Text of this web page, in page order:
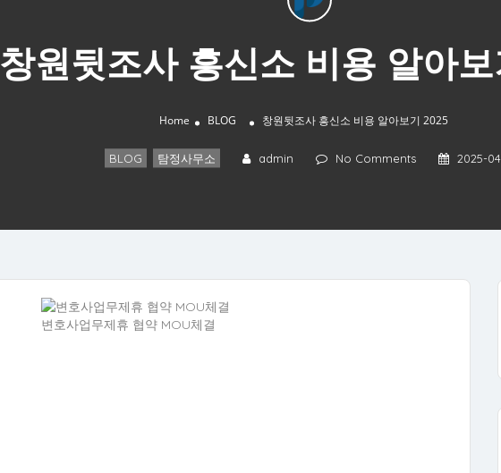
창원뒷조사 흥신소 비용 알아
Home BLOG 창원뒷조사 흥신소 비용 알아보기 2025
BLOG 탐정사무소 admin No Comments 2025-
변호사업무제휴 협약 MOU체결